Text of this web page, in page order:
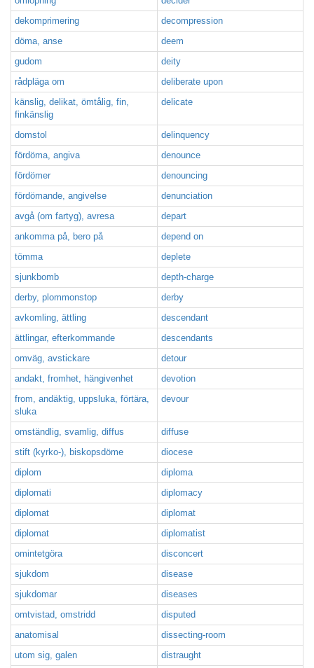
dekomprimering
decompression
döma, anse
deem
gudom
deity
rådpläga om
deliberate upon
känslig, delikat, ömtålig, fin,
finkänslig
delicate
domstol
delinquency
fördöma, angiva
denounce
fördömer
denouncing
fördömande, angivelse
denunciation
avgå (om fartyg), avresa
depart
ankomma på, bero på
depend on
tömma
deplete
sjunkbomb
depth-charge
derby, plommonstop
derby
avkomling, ättling
descendant
ättlingar, efterkommande
descendants
omväg, avstickare
detour
andakt, fromhet, hängivenhet
devotion
from, andäktig, uppsluka, förtära,
sluka
devour
omständlig, svamlig, diffus
diffuse
stift (kyrko-), biskopsdöme
diocese
diplom
diploma
diplomati
diplomacy
diplomat
diplomat
diplomat
diplomatist
omintetgöra
disconcert
sjukdom
disease
sjukdomar
diseases
omtvistad, omstridd
disputed
anatomisal
dissecting-room
utom sig, galen
distraught